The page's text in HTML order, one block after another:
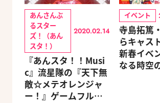
あんさんぶ
るスター
ズ！（あん
スタ！）
2020.02.14
『あんスタ！！Musi
c』流星隊の『天下無
敵☆メテオレンジャ
ー！』ゲームフルサ
イベント
寺島拓篤
らキャス
新春イベ
なる時空